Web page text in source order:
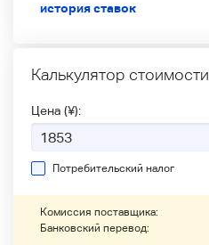
история ставок
Калькулятор стоимости
Цена (¥):
Потребительский налог
Комиссия поставщика:
Банковский перевод: